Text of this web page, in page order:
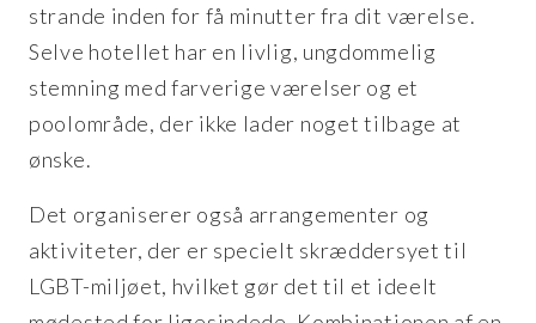
strande inden for få minutter fra dit værelse.
Selve hotellet har en livlig, ungdommelig
stemning med farverige værelser og et
poolområde, der ikke lader noget tilbage at
ønske.
Det organiserer også arrangementer og
aktiviteter, der er specielt skræddersyet til
LGBT-miljøet, hvilket gør det til et ideelt